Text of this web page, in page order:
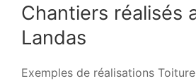
Chantiers réalisés
Landas
Exemples de réalisations